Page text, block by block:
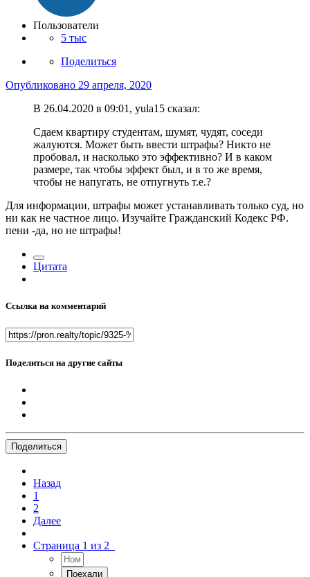
Пользователи
5 тыс
Поделиться
Опубликовано 29 апреля, 2020
В 26.04.2020 в 09:01, yula15 сказал:
Сдаем квартиру студентам, шумят, чудят, соседи
жалуются. Может быть ввести штрафы? Никто не
пробовал, и насколько это эффективно? И в каком
размере, так чтобы эффект был, и в то же время,
чтобы не напугать, не отпугнуть т.е.?
Для информации, штрафы может устанавливать только суд, но
ни как не частное лицо. Изучайте Гражданский Кодекс РФ.
пени -да, но не штрафы!
Цитата
Ссылка на комментарий
Поделиться на другие сайты
Поделиться
Назад
1
2
Далее
Страница 1 из 2